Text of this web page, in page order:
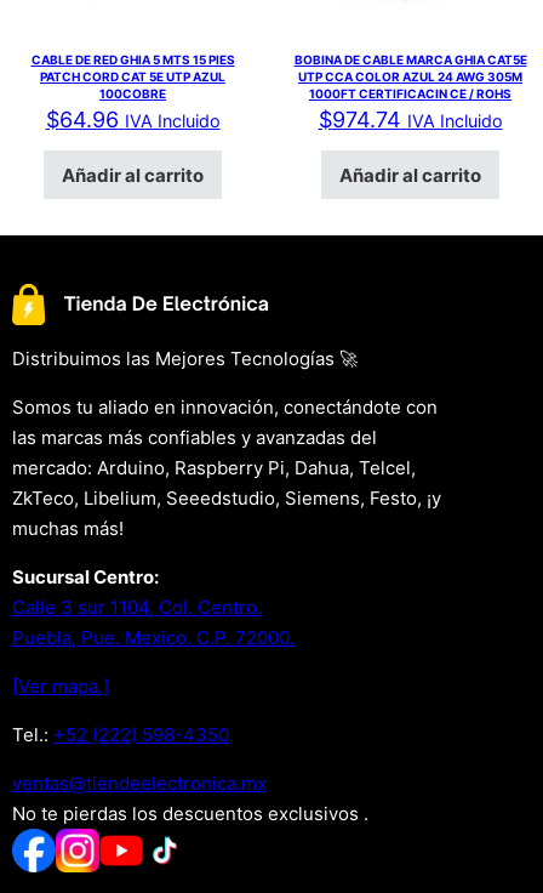
CABLE DE RED GHIA 5 MTS 15 PIES
PATCH CORD CAT 5E UTP AZUL
100COBRE
$64.96 IVA Incluido
Añadir al carrito
BOBINA DE CABLE MARCA GHIA CAT5E
UTP CCA COLOR AZUL 24 AWG 305M
1000FT CERTIFICACIN CE / ROHS
$974.74 IVA Incluido
Añadir al carrito
Distribuimos las Mejores Tecnologías 🚀
Somos tu aliado en innovación, conectándote con
las marcas más confiables y avanzadas del
mercado: Arduino, Raspberry Pi, Dahua, Telcel,
ZkTeco, Libelium, Seeedstudio, Siemens, Festo, ¡y
muchas más!
Sucursal Centro:
Calle 3 sur 1104, Col. Centro.
Puebla, Pue. Mexico. C.P. 72000.
[Ver mapa.]
Tel.: +52 (222) 598-4350
xm.acinortceleedneit@satnev
No te pierdas los descuentos exclusivos .